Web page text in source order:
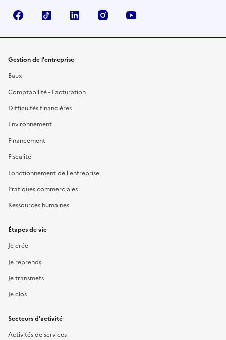
FacebookTikTok Linkedin Instagram
Gestion de l'entreprise
Baux
Comptabilité - Facturation
Difficultés financières
Environnement
Financement
Fiscalité
Fonctionnement de l'entreprise
Pratiques commerciales
Ressources humaines
Étapes de vie
Je crée
Je reprends
Je transmets
Je clos
Secteurs d'activité
Activités de services